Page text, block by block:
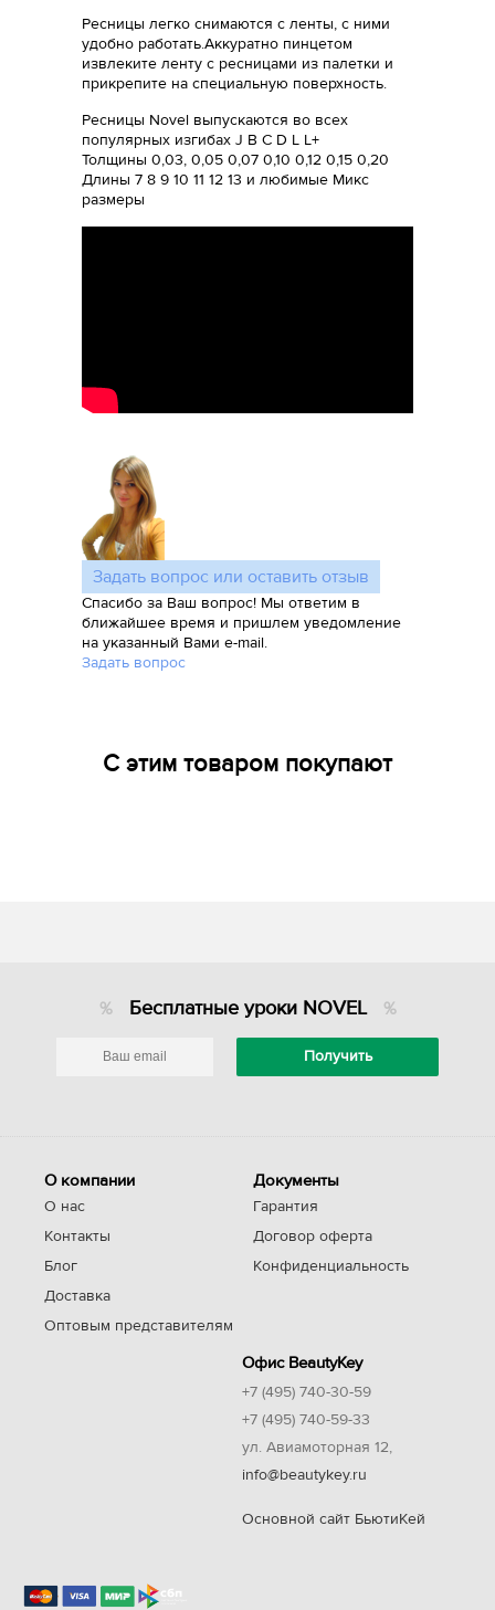
Ресницы легко снимаются с ленты, с ними
удобно работать.Аккуратно пинцетом
извлеките ленту с ресницами из палетки и
прикрепите на специальную поверхность.
Ресницы Novel выпускаются во всех
популярных изгибах J B C D L L+
Толщины 0,03, 0,05 0,07 0,10 0,12 0,15 0,20
Длины 7 8 9 10 11 12 13 и любимые Микс
размеры
Задать вопрос или оставить отзыв
Спасибо за Ваш вопрос! Мы ответим в
ближайшее время и пришлем уведомление
на указанный Вами e-mail.
Задать вопрос
С этим товаром покупают
Бесплатные уроки NOVEL
О компании
О нас
Контакты
Блог
Доставка
Оптовым представителям
Документы
Гарантия
Договор оферта
Конфиденциальность
Офис BeautyKey
+7 (495) 740-30-59
+7 (495) 740-59-33
ул. Авиамоторная 12,
info@beautykey.ru
Основной сайт БьютиКей